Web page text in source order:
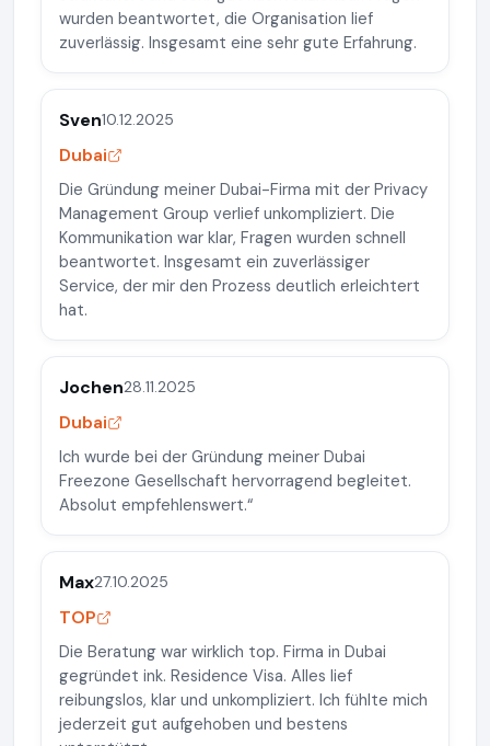
wurden beantwortet, die Organisation lief
zuverlässig. Insgesamt eine sehr gute Erfahrung.
Sven10.12.2025
Dubai
Die Gründung meiner Dubai-Firma mit der Privacy
Management Group verlief unkompliziert. Die
Kommunikation war klar, Fragen wurden schnell
beantwortet. Insgesamt ein zuverlässiger
Service, der mir den Prozess deutlich erleichtert
hat.
Jochen28.11.2025
Dubai
Ich wurde bei der Gründung meiner Dubai
Freezone Gesellschaft hervorragend begleitet.
Absolut empfehlenswert.“
Max27.10.2025
TOP
Die Beratung war wirklich top. Firma in Dubai
gegründet ink. Residence Visa. Alles lief
reibungslos, klar und unkompliziert. Ich fühlte mich
jederzeit gut aufgehoben und bestens